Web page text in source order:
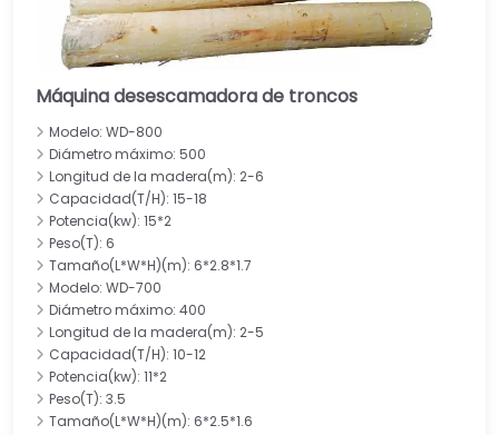
Máquina desescamadora de troncos
Modelo: WD-800
Diámetro máximo: 500
Longitud de la madera(m): 2-6
Capacidad(T/H): 15-18
Potencia(kw): 15*2
Peso(T): 6
Tamaño(L*W*H)(m): 6*2.8*1.7
Modelo: WD-700
Diámetro máximo: 400
Longitud de la madera(m): 2-5
Capacidad(T/H): 10-12
Potencia(kw): 11*2
Peso(T): 3.5
Tamaño(L*W*H)(m): 6*2.5*1.6